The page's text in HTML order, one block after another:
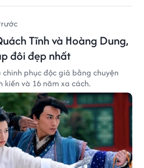
Tĩnh và Hoàng Dung,
đôi đẹp nhất
phục độc giả bằng chuyện
và 16 năm xa cách.